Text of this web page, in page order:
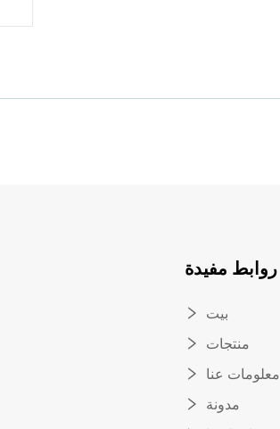
روابط مفيدة
بيت
منتجات
معلومات عنا
مدونة